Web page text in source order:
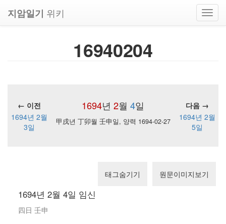
지암일기 위키
16940204
1694년 2월 4일
← 이전
다음 →
1694년 2월
3일
甲戌년 丁卯월 壬申일, 양력 1694-02-27
1694년 2월
5일
태그숨기기 원문이미지보기
1694년 2월 4일 임신
四日 壬申